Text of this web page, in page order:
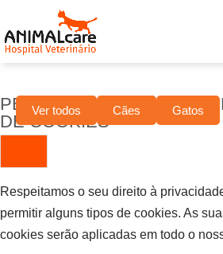
PERSONALIZE AS SUAS
DE COOKIES
Respeitamos o seu direito à
permitir alguns tipos de cookies. As
cookies serão aplicadas em todo o
Ver todos Cães Gatos